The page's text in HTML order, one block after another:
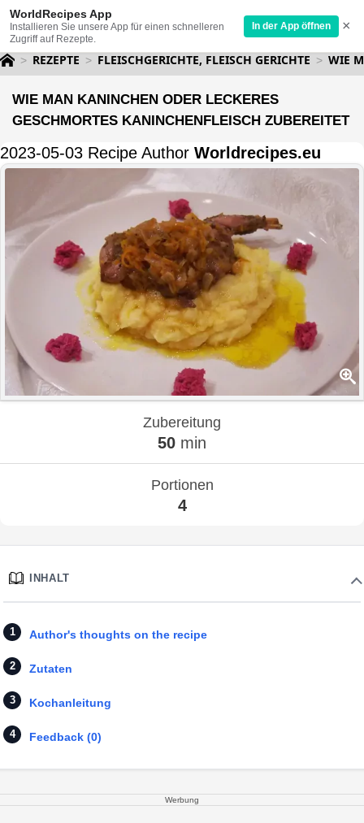
WorldRecipes App
Installieren Sie unsere App für einen schnelleren
Zugriff auf Rezepte.
In der App öffnen ×
REZEPTE FLEISCHGERICHTE, FLEISCH GERICHTE WIE
WIE MAN KANINCHEN ODER LECKERES
GESCHMORTES KANINCHENFLEISCH ZUBEREITET
2023-05-03 Recipe Author Worldrecipes.eu
Zubereitung
50 min
Portionen
4
INHALT
Author's thoughts on the recipe
Zutaten
Kochanleitung
Feedback (0)
Werbung